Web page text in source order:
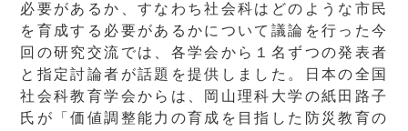
必要があるか、すなわち社会科はどのような市民
を育成する必要があるかについて議論を行った今
回の研究交流では、各学会から１名ずつの発表者
と指定討論者が話題を提供しました。日本の全国
社会科教育学会からは、岡山理科大学の紙田路子
氏が「価値調整能力の育成を目指した防災教育の